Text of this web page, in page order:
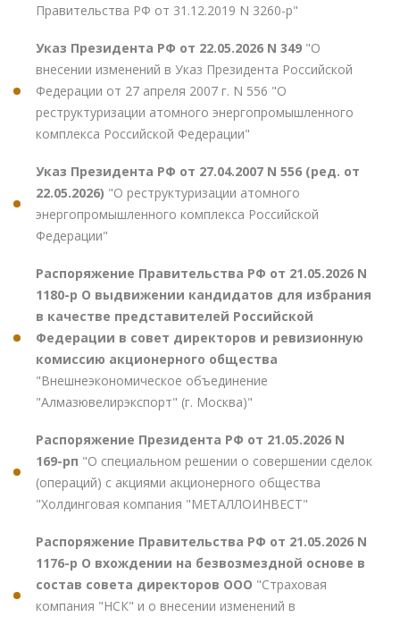
Правительства РФ от 31.12.2019 N 3260-р"
Указ Президента РФ от 22.05.2026 N 349 "О
внесении изменений в Указ Президента Российской
Федерации от 27 апреля 2007 г. N 556 "О
реструктуризации атомного энергопромышленного
комплекса Российской Федерации"
Указ Президента РФ от 27.04.2007 N 556 (ред. от
22.05.2026) "О реструктуризации атомного
энергопромышленного комплекса Российской
Федерации"
Распоряжение Правительства РФ от 21.05.2026 N
1180-р О выдвижении кандидатов для избрания
в качестве представителей Российской
Федерации в совет директоров и ревизионную
комиссию акционерного общества
"Внешнеэкономическое объединение
"Алмазювелирэкспорт" (г. Москва)"
Распоряжение Президента РФ от 21.05.2026 N
169-рп "О специальном решении о совершении сделок
(операций) с акциями акционерного общества
"Холдинговая компания "МЕТАЛЛОИНВЕСТ"
Распоряжение Правительства РФ от 21.05.2026 N
1176-р О вхождении на безвозмездной основе в
состав совета директоров ООО "Страховая
компания "НСК" и о внесении изменений в